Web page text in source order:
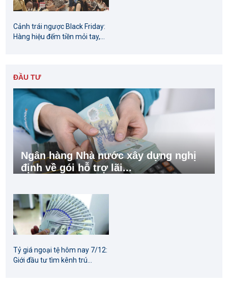
Cảnh trái ngược Black Friday:
Hàng hiệu đếm tiền mỏi tay,...
ĐẦU TƯ
Ngân hàng Nhà nước xây dựng nghị
định về gói hỗ trợ lãi...
Tỷ giá ngoại tệ hôm nay 7/12:
Giới đầu tư tìm kênh trú...